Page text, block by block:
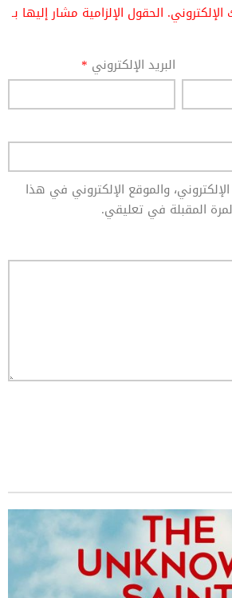
الحقول الإلزامية مشار إليها بـ
البريد الإلكتروني *
والموقع الإلكتروني في هذا
المقبلة في تعليقي.